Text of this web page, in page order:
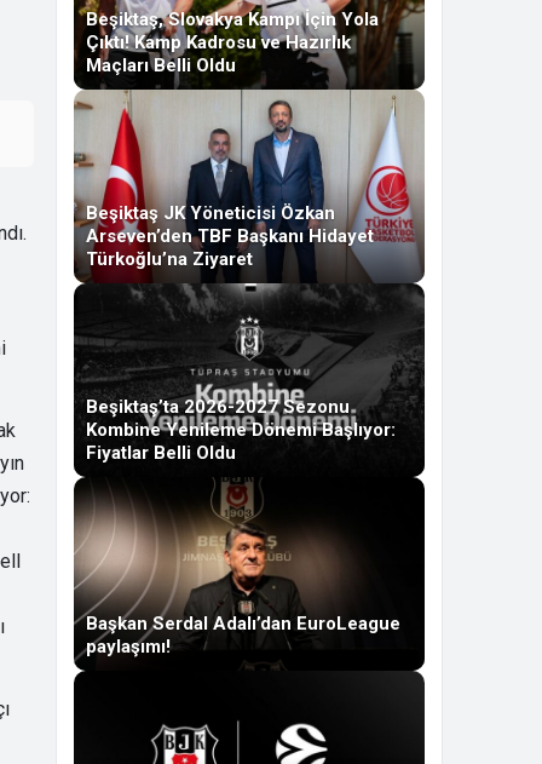
Beşiktaş, Slovakya Kampı İçin Yola
Çıktı! Kamp Kadrosu ve Hazırlık
Maçları Belli Oldu
Beşiktaş JK Yöneticisi Özkan
Arseven’den TBF Başkanı Hidayet
Türkoğlu’na Ziyaret
Beşiktaş’ta 2026-2027 Sezonu
Kombine Yenileme Dönemi Başlıyor:
Fiyatlar Belli Oldu
Başkan Serdal Adalı’dan EuroLeague
paylaşımı!